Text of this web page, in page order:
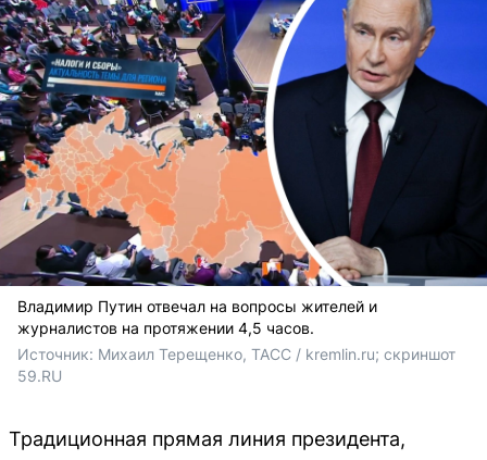
Владимир Путин отвечал на вопросы жителей и
журналистов на протяжении 4,5 часов.
Источник: Михаил Терещенко, ТАСС / kremlin.ru; скриншот
59.RU
Традиционная прямая линия президента,